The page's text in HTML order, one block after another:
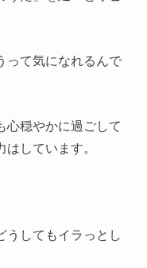
って気になれるんで
心穏やかに過ごして
しています。
うしてもイラっとし